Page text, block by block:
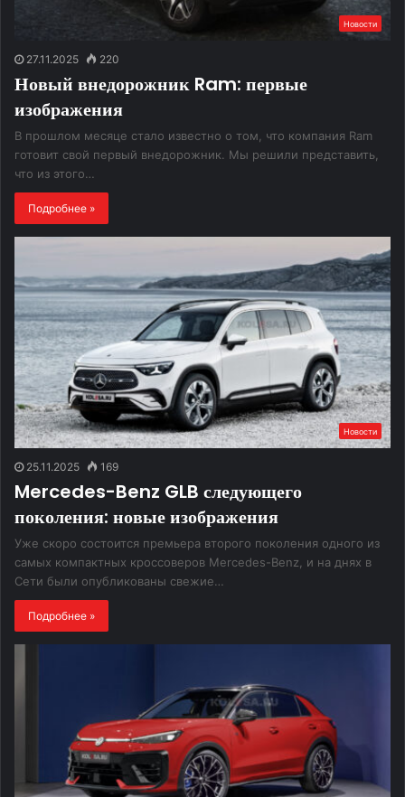
Новости
27.11.2025 220
Новый внедорожник Ram: первые
изображения
В прошлом месяце стало известно о том, что компания Ram
готовит свой первый внедорожник. Мы решили представить,
что из этого…
Подробнее »
Новости
25.11.2025 169
Mercedes-Benz GLB следующего
поколения: новые изображения
Уже скоро состоится премьера второго поколения одного из
самых компактных кроссоверов Mercedes-Benz, и на днях в
Сети были опубликованы свежие…
Подробнее »